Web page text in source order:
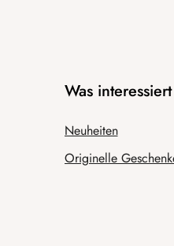
Was
Neuheiten
Originelle